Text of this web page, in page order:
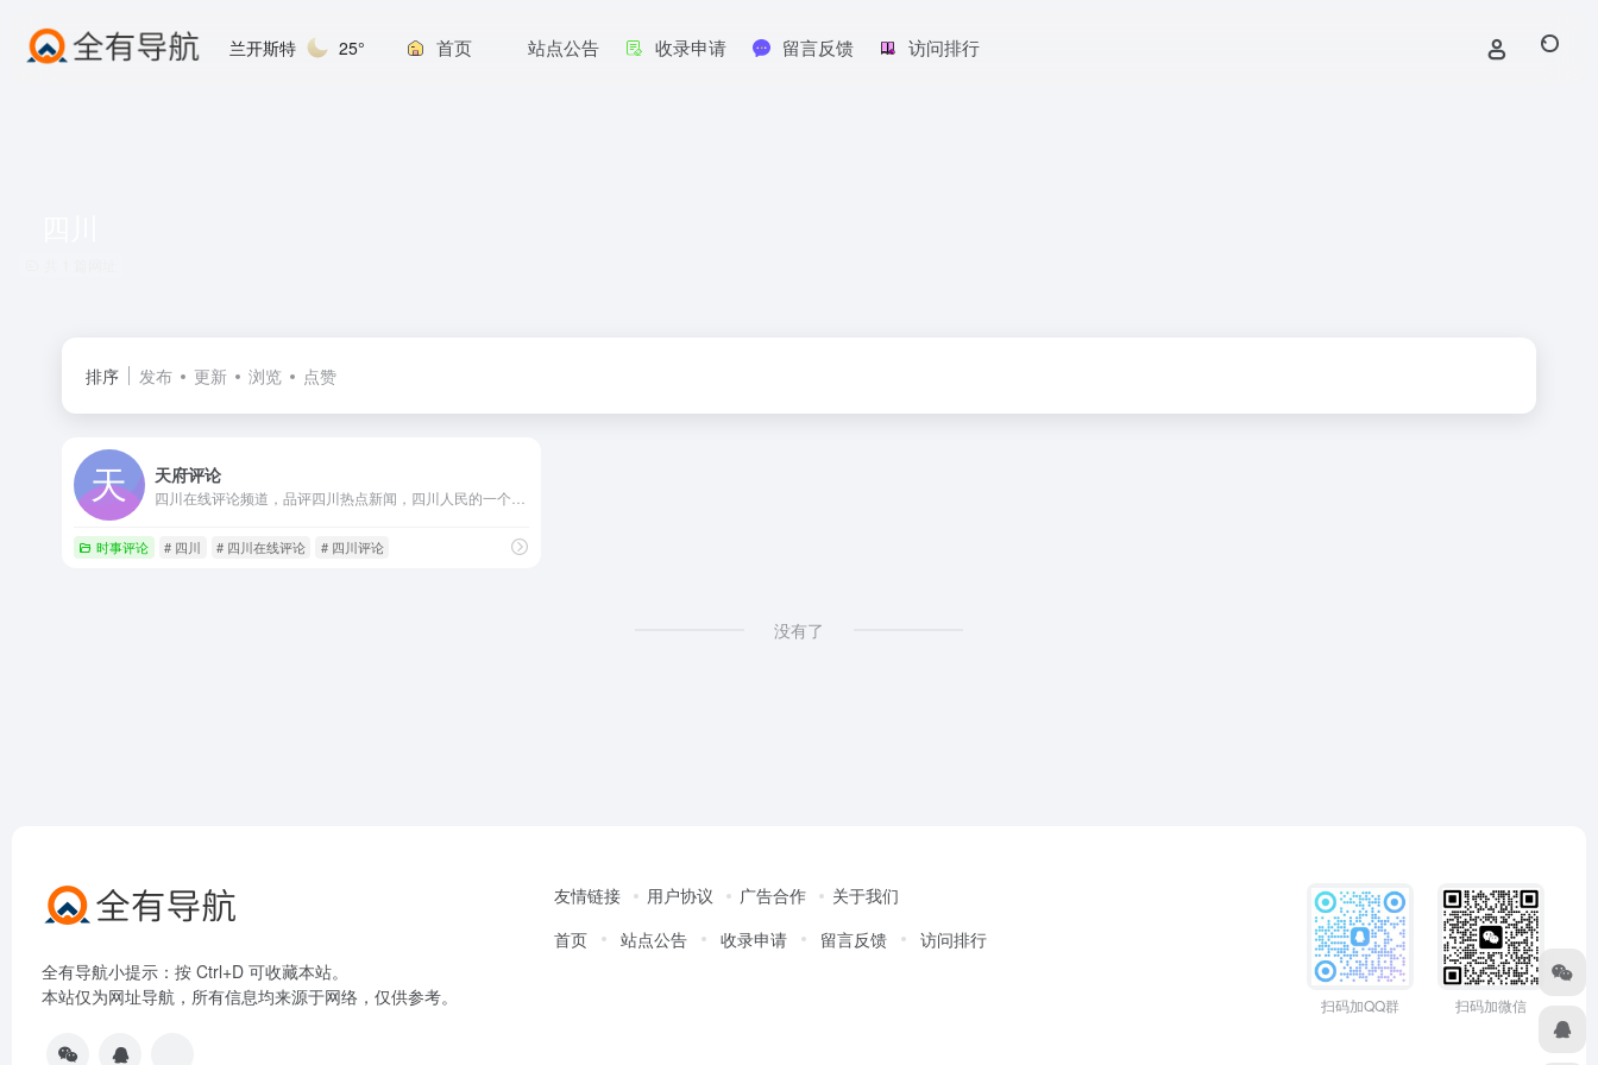
兰开斯特 25° 首页 站点公告 收录申请 留言反馈 访问排行
排序 发布 更新 浏览 点赞
天府评论
时事评论 # 四川 # 四川在线评论 # 四川评论
没有了
全有导航小提示：按 Ctrl+D 可收藏本站。
本站仅为网址导航，所有信息均来源于网络，仅供参考。
友情链接 用户协议 广告合作
关于我们
首页
站点公告 收录申请 留言反馈 访问排行
扫码加QQ群 扫码加微信